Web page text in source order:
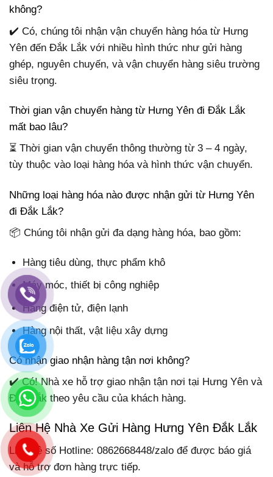
không?
✔️ Có, chúng tôi nhận vận chuyển hàng hóa từ Hưng
Yên đến Đắk Lắk với nhiều hình thức như gửi hàng
ghép, nguyên chuyến, và vận chuyển hàng siêu trường
siêu trọng.
Thời gian vận chuyển hàng từ Hưng Yên đi Đắk Lắk
mất bao lâu?
⏳ Thời gian vận chuyển thông thường từ 3 – 4 ngày,
tùy thuộc vào loại hàng hóa và hình thức vận chuyển.
Những loại hàng hóa nào được nhận gửi từ Hưng Yên
đi Đắk Lắk?
📦 Chúng tôi nhận gửi đa dạng hàng hóa, bao gồm:
Hàng tiêu dùng, thực phẩm khô
Máy móc, thiết bị công nghiệp
Hàng điện tử, điện lạnh
Hàng nội thất, vật liệu xây dựng
Có nhận giao nhận hàng tận nơi không?
✔️ Có! Nhà xe hỗ trợ giao nhận tận nơi tại Hưng Yên và
Đắk Lắk theo yêu cầu của khách hàng.
Liên Hệ Nhà Xe Gửi Hàng Hưng Yên Đắk Lắk
Liên hệ số Hotline: 0862668448/zalo để được báo giá
và hỗ trợ đơn hàng trực tiếp.